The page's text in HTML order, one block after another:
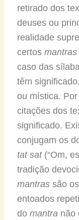
retirado dos
deuses ou
realidade
certos mantras
caso das
têm
ou mística.
citações dos
significado.
conjugam os
tat sat(“Om,
tradição
mantrassão
entoados
do mantranão